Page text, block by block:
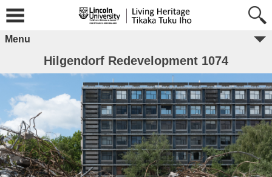
Menu
Hilgendorf Redevelopment 1074